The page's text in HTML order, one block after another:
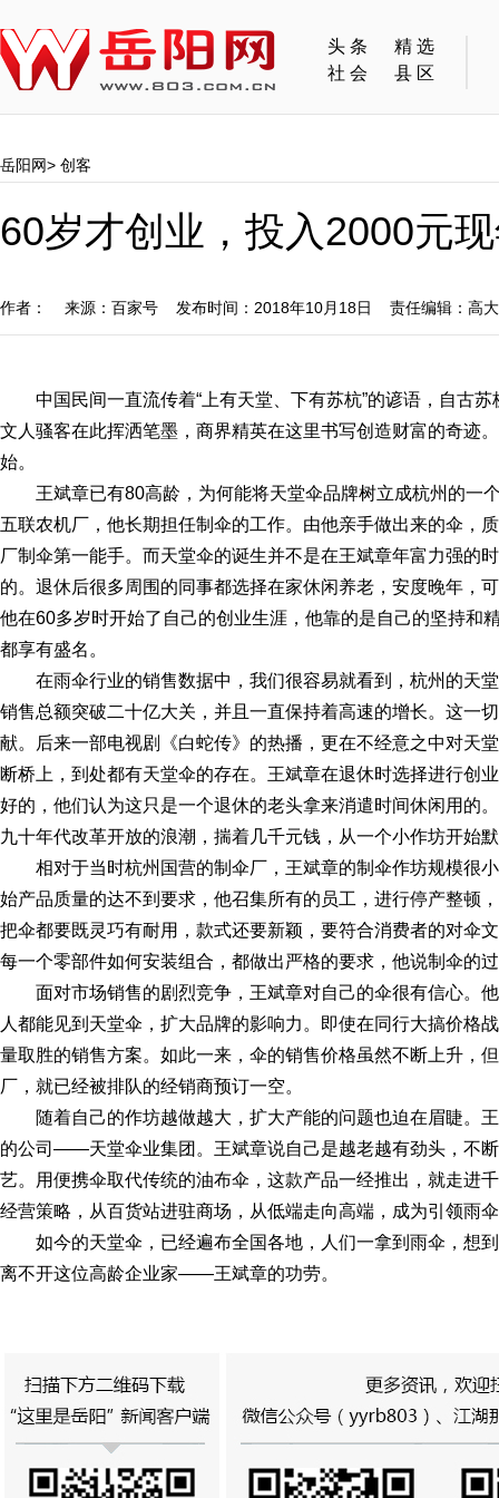
头条
精选
社会
县区
岳阳网> 创客
60岁才创业，投入2000元
作者： 来源：百家号 发布时间：2018年10月18日 责任编辑：高
中国民间一直流传着“上有天堂、下有苏杭”的谚语，自古
文人骚客在此挥洒笔墨，商界精英在这里书写创造财富的奇迹
始。
王斌章已有80高龄，为何能将天堂伞品牌树立成杭州的一
五联农机厂，他长期担任制伞的工作。由他亲手做出来的伞，
厂制伞第一能手。而天堂伞的诞生并不是在王斌章年富力强的
的。退休后很多周围的同事都选择在家休闲养老，安度晚年，
他在60多岁时开始了自己的创业生涯，他靠的是自己的坚持和
都享有盛名。
在雨伞行业的销售数据中，我们很容易就看到，杭州的天
销售总额突破二十亿大关，并且一直保持着高速的增长。这一
献。后来一部电视剧《白蛇传》的热播，更在不经意之中对天
断桥上，到处都有天堂伞的存在。王斌章在退休时选择进行创
好的，他们认为这只是一个退休的老头拿来消遣时间休闲用的
九十年代改革开放的浪潮，揣着几千元钱，从一个小作坊开始
相对于当时杭州国营的制伞厂，王斌章的制伞作坊规模很
始产品质量的达不到要求，他召集所有的员工，进行停产整顿
把伞都要既灵巧有耐用，款式还要新颖，要符合消费者的对伞
每一个零部件如何安装组合，都做出严格的要求，他说制伞的
面对市场销售的剧烈竞争，王斌章对自己的伞很有信心。
人都能见到天堂伞，扩大品牌的影响力。即使在同行大搞价格
量取胜的销售方案。如此一来，伞的销售价格虽然不断上升，
厂，就已经被排队的经销商预订一空。
随着自己的作坊越做越大，扩大产能的问题也迫在眉睫。
的公司——天堂伞业集团。王斌章说自己是越老越有劲头，不
艺。用便携伞取代传统的油布伞，这款产品一经推出，就走进
经营策略，从百货站进驻商场，从低端走向高端，成为引领雨
如今的天堂伞，已经遍布全国各地，人们一拿到雨伞，想
离不开这位高龄企业家——王斌章的功劳。